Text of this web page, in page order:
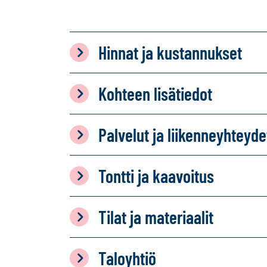
Hinnat ja kustannukset
Kohteen lisätiedot
Palvelut ja
Tontti ja kaavoitus
Tilat ja materiaalit
Taloyhtiö